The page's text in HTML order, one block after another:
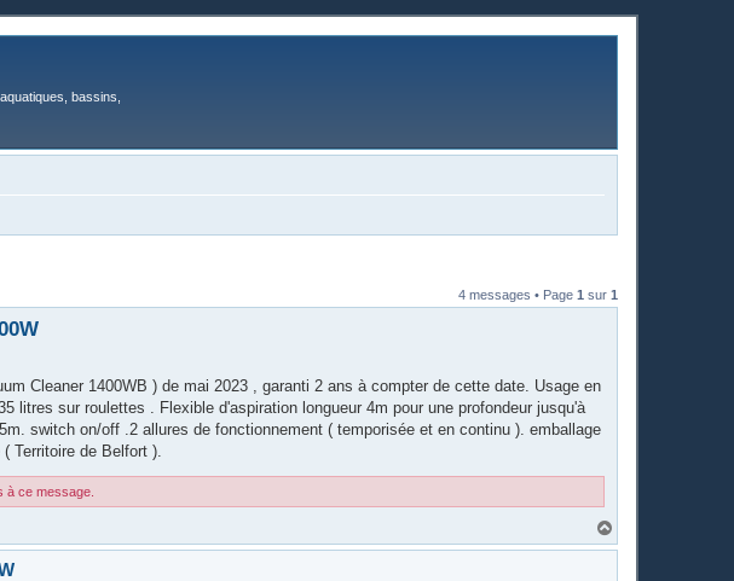
bassins,
4 messages • Page 1 sur 1
Cleaner 1400WB ) de mai 2023 , garanti 2 ans à compter de cette date. Usage en
litres sur roulettes . Flexible d'aspiration longueur 4m pour une profondeur jusqu'à
switch on/off .2 allures de fonctionnement ( temporisée et en continu ). emballage
Territoire de Belfort ).
à ce message.
a